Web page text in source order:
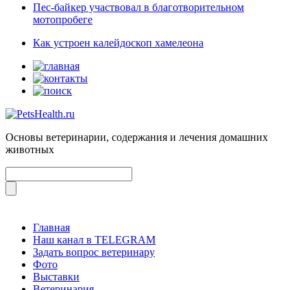
Пес-байкер участвовал в благотворительном
мотопробеге
Как устроен калейдоскоп хамелеона
Основы ветеринарии, содержания и лечения домашних
животных
Главная
Наш канал в TELEGRAM
Задать вопрос ветеринару
Фото
Выставки